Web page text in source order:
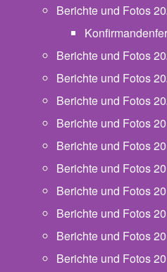
Berichte und Fotos
Berichte und Fotos
Berichte und Fotos
Berichte und Fotos
Berichte und Fotos
Berichte und Fotos
Berichte und Fotos
Berichte und Fotos
Berichte und Fotos
Berichte und Fotos
Berichte und Fotos